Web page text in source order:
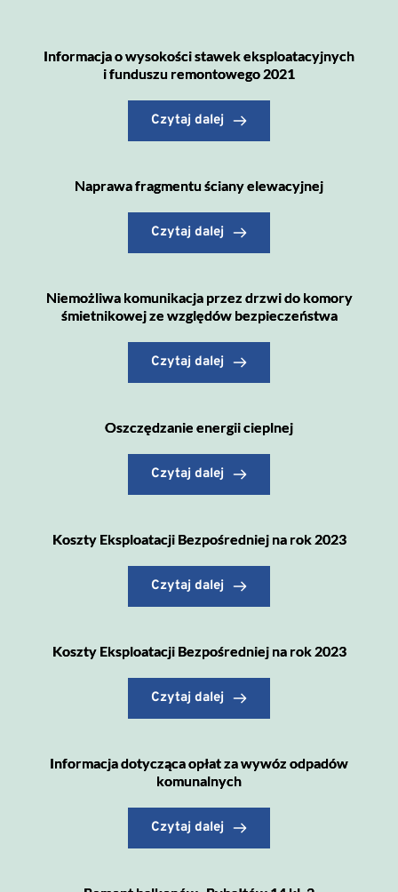
Informacja o wysokości stawek eksploatacyjnych
i funduszu remontowego 2021
Czytaj dalej
Naprawa fragmentu ściany elewacyjnej
Czytaj dalej
Niemożliwa komunikacja przez drzwi do komory
śmietnikowej ze względów bezpieczeństwa
Czytaj dalej
Oszczędzanie energii cieplnej
Czytaj dalej
Koszty Eksploatacji Bezpośredniej na rok 2023
Czytaj dalej
Koszty Eksploatacji Bezpośredniej na rok 2023
Czytaj dalej
Informacja dotycząca opłat za wywóz odpadów
komunalnych
Czytaj dalej